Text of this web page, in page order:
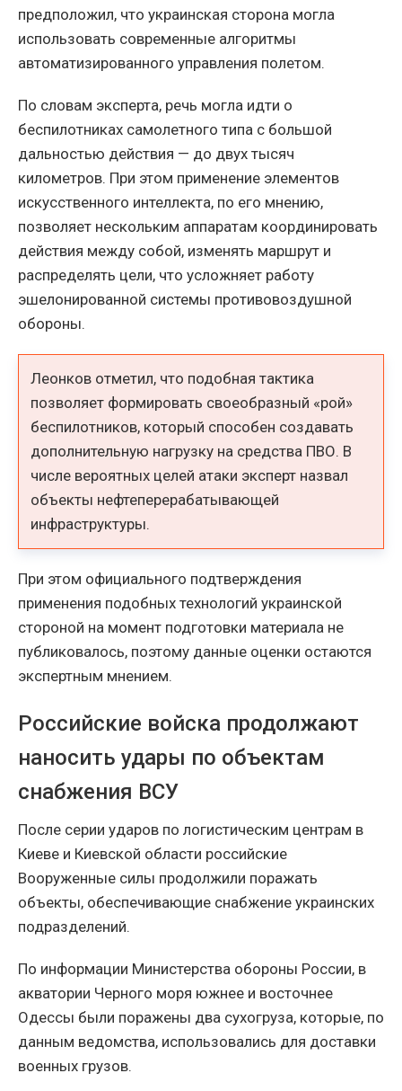
предположил, что украинская сторона могла
использовать современные алгоритмы
автоматизированного управления полетом.
По словам эксперта, речь могла идти о
беспилотниках самолетного типа с большой
дальностью действия — до двух тысяч
километров. При этом применение элементов
искусственного интеллекта, по его мнению,
позволяет нескольким аппаратам координировать
действия между собой, изменять маршрут и
распределять цели, что усложняет работу
эшелонированной системы противовоздушной
обороны.
Леонков отметил, что подобная тактика
позволяет формировать своеобразный «рой»
беспилотников, который способен создавать
дополнительную нагрузку на средства ПВО. В
числе вероятных целей атаки эксперт назвал
объекты нефтеперерабатывающей
инфраструктуры.
При этом официального подтверждения
применения подобных технологий украинской
стороной на момент подготовки материала не
публиковалось, поэтому данные оценки остаются
экспертным мнением.
Российские войска продолжают
наносить удары по объектам
снабжения ВСУ
После серии ударов по логистическим центрам в
Киеве и Киевской области российские
Вооруженные силы продолжили поражать
объекты, обеспечивающие снабжение украинских
подразделений.
По информации Министерства обороны России, в
акватории Черного моря южнее и восточнее
Одессы были поражены два сухогруза, которые, по
данным ведомства, использовались для доставки
военных грузов.